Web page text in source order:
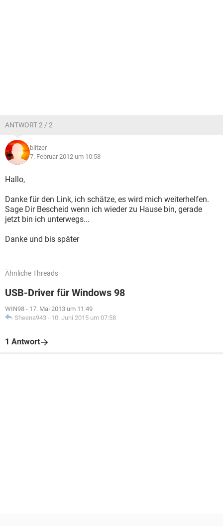
ANTWORT 2 / 2
blitzer
7. Februar 2012 um 10:58
Hallo,
Danke für den Link, ich schätze, es wird mich weiterhelfen.
Sage Dir Bescheid wenn ich wieder zu Hause bin, gerade
jetzt bin ich unterwegs...
Danke und bis später
Ähnliche Threads
USB-Driver für Windows 98
WIN98 - 17. Mai 2013 um 11:49
Sheena943 - 10. Juni 2015 um 07:58
1 Antwort